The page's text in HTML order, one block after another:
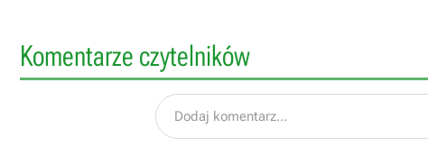
Komentarze czytelników
Dodaj komentarz...